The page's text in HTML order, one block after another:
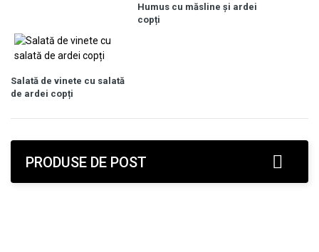
Humus cu măsline și ardei
copți
Salată de vinete cu salată
de ardei copți
PRODUSE DE POST